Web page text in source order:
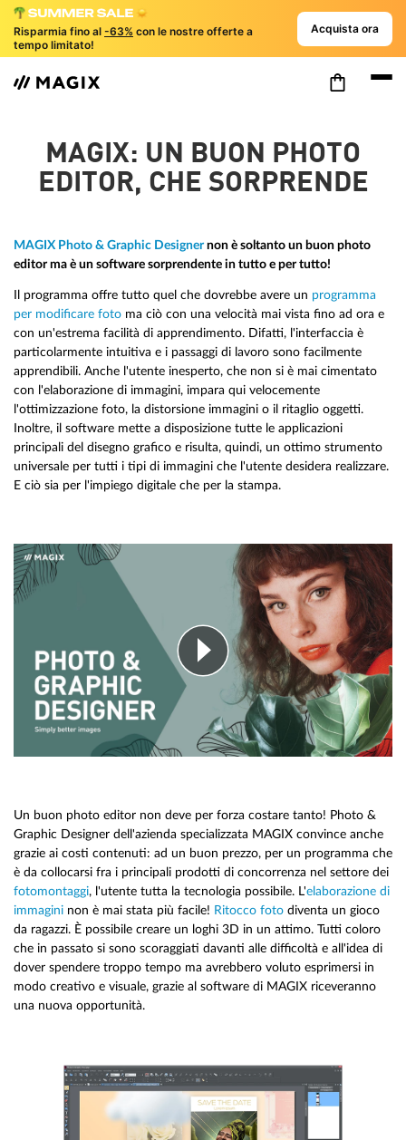
Risparmia fino al -63% con le nostre offerte a
tempo limitato!
Acquista ora
MAGIX: UN BUON PHOTO
EDITOR, CHE SORPRENDE
MAGIX Photo & Graphic Designernon è soltanto un buon photo
editor ma è un software sorprendente in tutto e per tutto!
Il programma offre tutto quel che dovrebbe avere un programma
per modificare foto ma ciò con una velocità mai vista fino ad ora e
con un'estrema facilità di apprendimento. Difatti, l'interfaccia è
particolarmente intuitiva e i passaggi di lavoro sono facilmente
apprendibili. Anche l'utente inesperto, che non si è mai cimentato
con l'elaborazione di immagini, impara qui velocemente
l'ottimizzazione foto, la distorsione immagini o il ritaglio oggetti.
Inoltre, il software mette a disposizione tutte le applicazioni
principali del disegno grafico e risulta, quindi, un ottimo strumento
universale per tutti i tipi di immagini che l'utente desidera realizzare.
E ciò sia per l'impiego digitale che per la stampa.
Un buon photo editor non deve per forza costare tanto! Photo &
Graphic Designer dell'azienda specializzata MAGIX convince anche
grazie ai costi contenuti: ad un buon prezzo, per un programma che
è da collocarsi fra i principali prodotti di concorrenza nel settore dei
fotomontaggi, l'utente tutta la tecnologia possibile. L'elaborazione di
immagini non è mai stata più facile! Ritocco foto diventa un gioco
da ragazzi. È possibile creare un loghi 3D in un attimo. Tutti coloro
che in passato si sono scoraggiati davanti alle difficoltà e all'idea di
dover spendere troppo tempo ma avrebbero voluto esprimersi in
modo creativo e visuale, grazie al software di MAGIX riceveranno
una nuova opportunità.